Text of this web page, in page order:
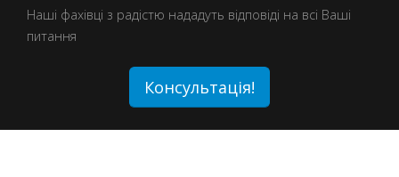
Наші фахівці з радістю нададуть відповіді на всі Ваші
питання
Консультація!